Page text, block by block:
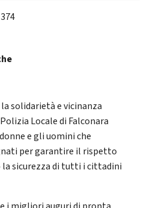
374
la solidarietà e vicinanza
Locale di Falconara
e gli uomini che
per garantire il rispetto
sicurezza di tutti i cittadini